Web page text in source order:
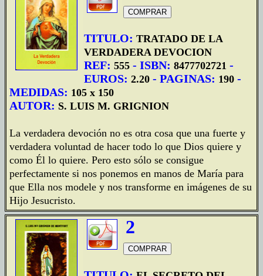
TITULO: TRATADO DE LA
VERDADERA DEVOCION
REF: 555 - ISBN: 8477702721 -
EUROS: 2.20 - PAGINAS: 190 -
MEDIDAS: 105 x 150
AUTOR: S. LUIS M. GRIGNION
La verdadera devoción no es otra cosa que una fuerte y
verdadera voluntad de hacer todo lo que Dios quiere y
como Él lo quiere. Pero esto sólo se consigue
perfectamente si nos ponemos en manos de María para
que Ella nos modele y nos transforme en imágenes de su
Hijo Jesucristo.
2